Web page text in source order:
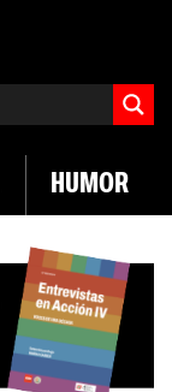
HUMOR
| Crece venta